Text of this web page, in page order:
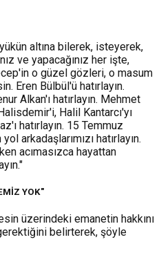
altına bilerek, isteyerek,
ve yapacağınız her işte,
o güzel gözleri, o masum
Eren Bülbül'ü hatırlayın.
Alkan'ı hatırlayın. Mehmet
Halil Kantarcı'yı
hatırlayın. 15 Temmuz
arkadaşlarımızı hatırlayın.
acımasızca hayattan
YOK"
üzerindeki emanetin hakkını
belirterek, şöyle